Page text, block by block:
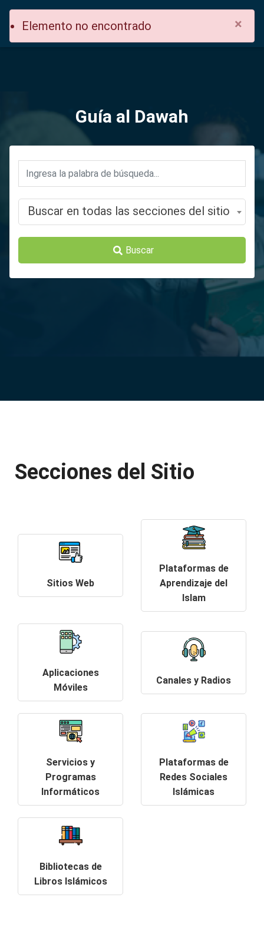
Elemento no encontrado ×
Guía al Dawah
Buscar en todas las secciones del sitio
Buscar
Secciones del Sitio
Sitios Web
Plataformas de
Aprendizaje del
Islam
Aplicaciones
Móviles
Canales y Radios
Servicios y
Programas
Informáticos
Plataformas de
Redes Sociales
Islámicas
Bibliotecas de
Libros Islámicos